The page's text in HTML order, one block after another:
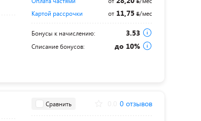
Картой рассрочки
от11,75 /мес
Бонусы к начислению: 3.53
Списание бонусов: до 10%
Сравнить 0 отзывов